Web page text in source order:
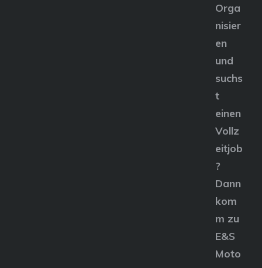
Orga
nisier
en
und
suchs
t
einen
Vollz
eitjob
?
Dann
kom
m zu
E&S
Moto